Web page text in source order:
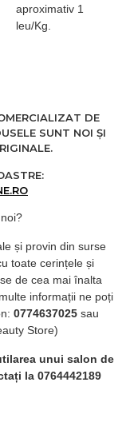
aproximativ 1
leu/Kg.
DE
SUNT NOI ȘI
și provin din surse
toate cerințele și
de cea mai înalta
informații ne poți
0774637025 sau
Store)
unui salon de
la 0764442189